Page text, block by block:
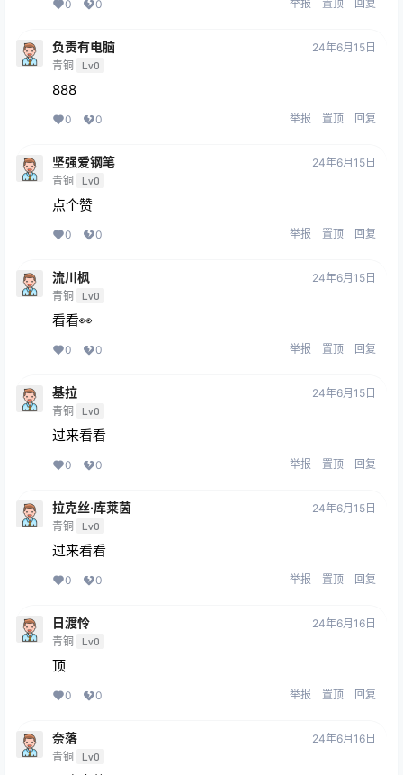
0 0 举报 置顶 回复
负责有电脑
青铜 Lv0
24年6月15日
888
0 0 举报 置顶 回复
坚强爱钢笔
青铜 Lv0
24年6月15日
点个赞
0 0 举报 置顶 回复
流川枫
青铜 Lv0
24年6月15日
看看👀
0 0 举报 置顶 回复
基拉
青铜 Lv0
24年6月15日
过来看看
0 0 举报 置顶 回复
拉克丝·库莱茵
青铜 Lv0
24年6月15日
过来看看
0 0 举报 置顶 回复
日渡怜
青铜 Lv0
24年6月16日
顶
0 0 举报 置顶 回复
奈落
青铜 Lv0
24年6月16日